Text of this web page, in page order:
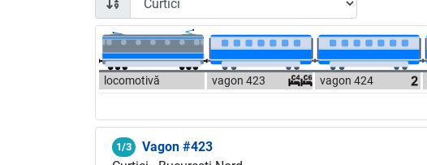
locomotivă vagon 423 vagon 424
1/3
Vagon #423